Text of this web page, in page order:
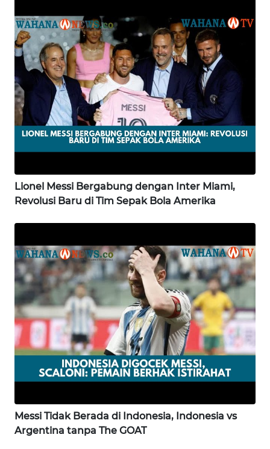
Lionel Messi Bergabung dengan Inter Miami,
Revolusi Baru di Tim Sepak Bola Amerika
Messi Tidak Berada di Indonesia, Indonesia vs
Argentina tanpa The GOAT
BARAT
WN
RIAU
SERAMBI
WN
WN
SULTRA
WN
WN
SULTENG
WN
SULBAR
WN
BABEL
WN
SUMBAR